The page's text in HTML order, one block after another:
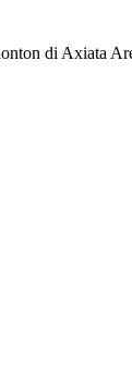
di Axiata